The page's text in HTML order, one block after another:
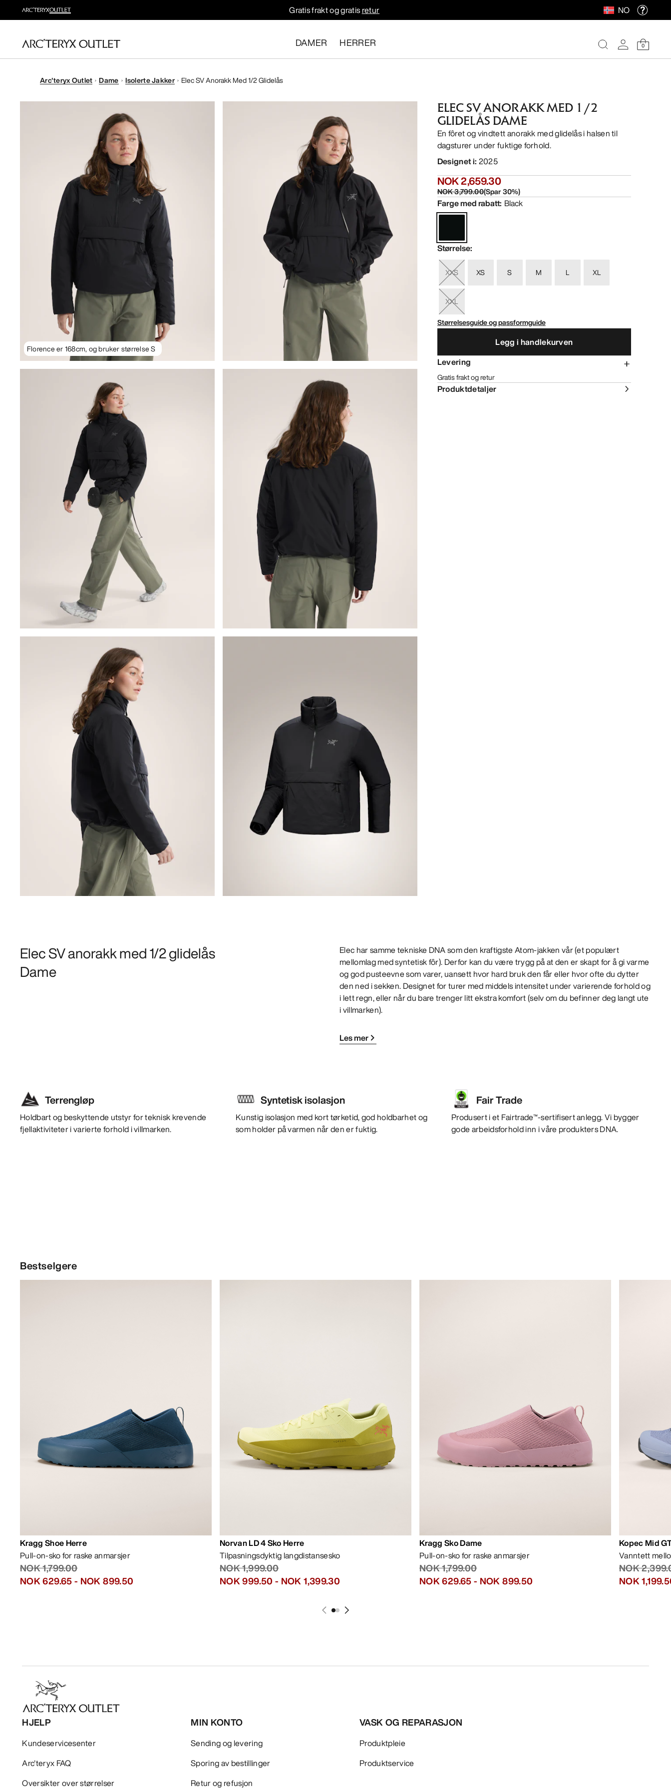
Gratis frakt og gratisretur NO
DAMER HERRER 0
Arc'teryx Outlet Dame Isolerte Jakker Elec SV Anorakk Med 1/2 Glidelås
Florence er 168cm, og bruker størrelse S
ELEC SV ANORAKK MED 1/2
GLIDELÅS DAME
En fôret og vindtett anorakk med glidelås i halsen til
dagsturer under fuktige forhold.
Designet i: 2025
NOK 2,659.30
NOK 3,799.00(Spar30%)
Farge med rabatt: Black
Størrelse:
XXS XS S M L XL
XXL
Størrelsesguide og passformguide
Legg i handlekurven
Levering
Gratis frakt og retur
Produktdetaljer
Elec SV anorakk med 1/2 glidelås
Dame
Elec har samme tekniske DNA som den kraftigste Atom-jakken vår (et populært
mellomlag med syntetisk fôr). Derfor kan du være trygg på at den er skapt for å gi varme
og god pusteevne som varer, uansett hvor hard bruk den får eller hvor ofte du dytter
den ned i sekken. Designet for turer med middels intensitet under varierende forhold og
i lett regn, eller når du bare trenger litt ekstra komfort (selv om du befinner deg langt ute
i villmarken).
Les mer
Terrengløp
Holdbart og beskyttende utstyr for teknisk krevende
fjellaktiviteter i varierte forhold i villmarken.
Syntetisk isolasjon
Kunstig isolasjon med kort tørketid, god holdbarhet og
som holder på varmen når den er fuktig.
Fair Trade
Produsert i et Fairtrade™-sertifisert anlegg. Vi bygger
gode arbeidsforhold inn i våre produkters DNA.
Bestselgere
Kragg Shoe Herre
Pull-on-sko for raske anmarsjer
NOK 1,799.00
NOK 629.65- NOK 899.50
Norvan LD 4 Sko Herre
Tilpasningsdyktig langdistansesko
NOK 1,999.00
NOK 999.50 - NOK 1,399.30
Kragg Sko Dame
Pull-on-sko for raske anmarsjer
NOK 1,799.00
NOK 629.65- NOK 899.50
Kopec Mid
Vanntett
NOK
NOK
HJELP
Kundeservicesenter
Arc'teryx FAQ
Oversikter over størrelser
MIN KONTO
Sending og levering
Sporing av bestillinger
Retur og refusjon
VASK OG REPARASJON
Produktpleie
Produktservice